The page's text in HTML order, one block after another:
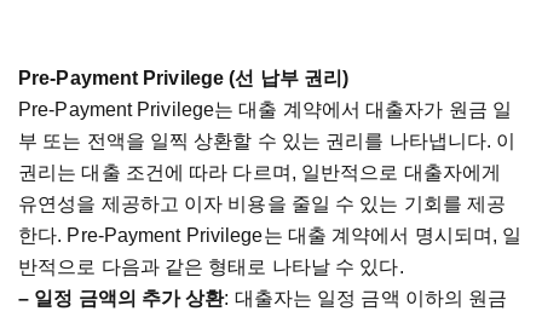
Pre-Payment Privilege (선 납부 권리)
Pre-Payment Privilege는 대출 계약에서 대출자가 원금 일
부 또는 전액을 일찍 상환할 수 있는 권리를 나타냅니다. 이
권리는 대출 조건에 따라 다르며 , 일반적으로 대출자에게
유연성을 제공하고 이자 비용을 줄일 수 있는 기회를 제공
한다. Pre-Payment Privilege는 대출 계약에서 명시되며 , 일
반적으로 다음과 같은 형태로 나타날 수 있다.
– 일정 금액의 추가 상환: 대출자는 일정 금액 이하의 원금